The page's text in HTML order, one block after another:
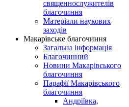
священнослужителів
благочиння
Матеріали наукових
заходів
Макарівське благочиння
Загальна інформація
Благочинний
Новини Макарівського
благочиння
Парафії Макарівського
благочиння
Андріївка,